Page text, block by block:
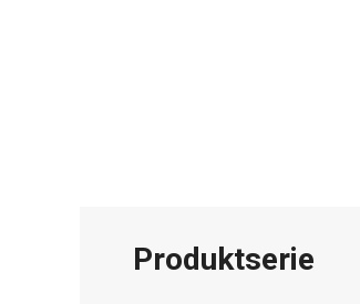
Produktserie